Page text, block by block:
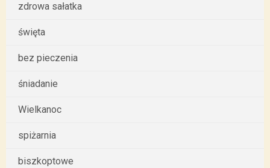
zdrowa sałatka
święta
bez pieczenia
śniadanie
Wielkanoc
spiżarnia
biszkoptowe